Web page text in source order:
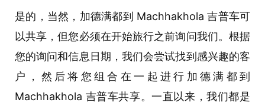
是的，当然，加德满都到 Machhakhola 吉普车可
以共享，但您必须在开始旅行之前询问我们。根据
您的询问和信息日期，我们会尝试找到感兴趣的客
户，然后将您组合在一起进行加德满都到
Machhakhola 吉普车共享。一直以来，我们都是